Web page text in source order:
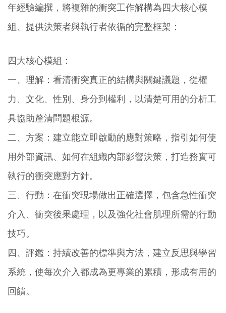
年經驗編撰，將複雜的衝突工作解構為四大核心模
組、提供決策者與執行者依循的完整框架：
四大核心模組：
一、理解：看清衝突真正的結構與關鍵議題，從權
力、文化、性別、身分到權利，以清楚可用的分析工
具協助釐清問題根源。
二、方案：建立能立即啟動的應對策略，指引如何使
用外部資訊、如何在組織內部影響決策，打造務實可
執行的衝突應對方針。
三、行動：在衝突現場做出正確選擇，包含急性衝突
介入、衝突後果處理，以及強化社會肌理所需的行動
技巧。
四、評鑑：持續改善的標準與方法，建立反思與學習
系統，使每次介入都成為更專業的累積，形成有用的
回饋。